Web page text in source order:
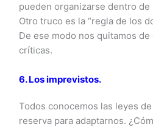
pueden organizarse dentro
Otro truco es la “regla de los
De ese modo nos quitamos
críticas.
6. Los imprevistos.
Todos conocemos las leyes
reserva para adaptarnos.